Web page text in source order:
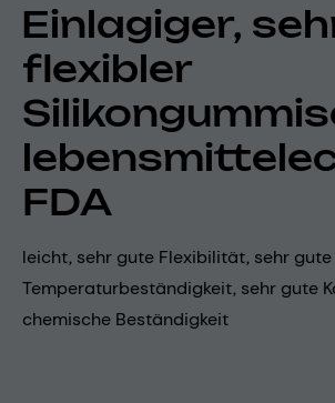
Einlagiger,
flexibler
FDA
leicht, sehr gute Flexibilität, sehr gute
Temperaturbeständigkeit, sehr gute
chemische Beständigkeit